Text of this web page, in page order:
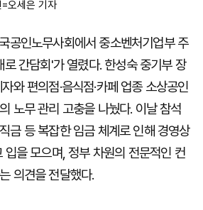
오세은 기자
공인노무사회에서 중소벤처기업부 주
간담회'가 열렸다. 한성숙 중기부 장
와 편의점·음식점·카페 업종 소상공인
노무 관리 고충을 나눴다. 이날 참석
금 등 복잡한 임금 체계로 인해 경영상
입을 모으며, 정부 차원의 전문적인 컨
의견을 전달했다.